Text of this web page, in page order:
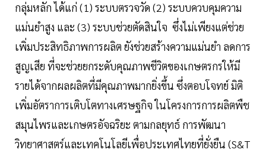
กลุ่มหลัก ได้แก่ (1) ระบบตรวจวัด (2) ระบบควบคุมความ
แม่นยำสูง และ (3) ระบบช่วยตัดสินใจ ซึ่งไม่เพียงแต่ช่วย
เพิ่มประสิทธิภาพการผลิต ยังช่วยสร้างความแม่นยำ ลดการ
สูญเสีย ที่จะช่วยยกระดับคุณภาพชีวิตของเกษตรกรให้มี
รายได้จากผลผลิตที่มีคุณภาพมากยิ่งขึ้น ซึ่งตอบโจทย์ มิติ
เพิ่มอัตราการเติบโตทางเศรษฐกิจ ในโครงการการผลิตพืช
สมุนไพรและเกษตรอัจฉริยะ ตามกลยุทธ์ การพัฒนา
วิทยาศาสตร์และเทคโนโลยีเพื่อประเทศไทยที่ยั่งยืน (S&T